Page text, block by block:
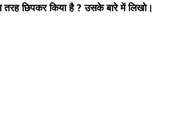
छिपकर किया है ? उसके बारे में लिखो।